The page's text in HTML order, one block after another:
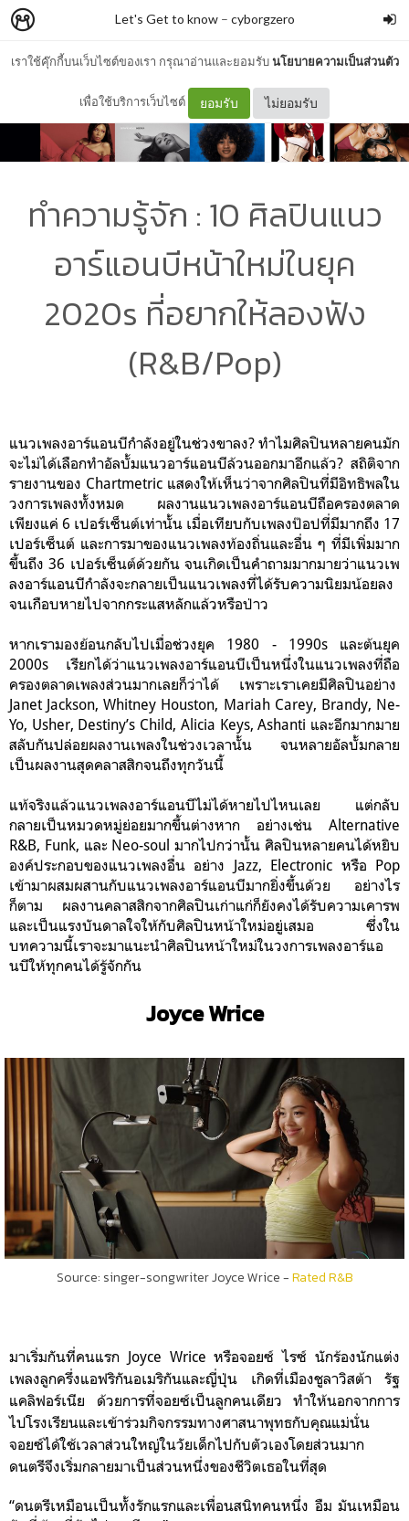
เราใช้คุ๊กกี้บนเว็บไซต์ของเรา กรุณาอ่านและยอมรับนโยบายความเป็นส่วนตัว
เพื่อใช้บริการเว็บไซต์ ยอมรับ ไม่ยอมรับ
Let's Get to know– cyborgzero
ทำความรู้จัก : 10 ศิลปินแนว
อาร์แอนบีหน้าใหม่ในยุค
2020s ที่อยากให้ลองฟัง
(R&B/Pop)
แนวเพลงอาร์แอนบีกำลังอยู่ในช่วงขาลง? ทำไมศิลปินหลายคนมัก
จะไม่ได้เลือกทำอัลบั้มแนวอาร์แอนบีล้วนออกมาอีกแล้ว? สถิติจาก
รายงานของ Chartmetric แสดงให้เห็นว่าจากศิลปินที่มีอิทธิพลใน
วงการเพลงทั้งหมด ผลงานแนวเพลงอาร์แอนบีถือครองตลาด
เพียงแค่ 6 เปอร์เซ็นต์เท่านั้น เมื่อเทียบกับเพลงป๊อปที่มีมากถึง 17
เปอร์เซ็นต์ และการมาของแนวเพลงท้องถิ่นและอื่น ๆ ที่มีเพิ่มมาก
ขึ้นถึง 36 เปอร์เซ็นต์ด้วยกัน จนเกิดเป็นคำถามมากมายว่าแนวเพ
ลงอาร์แอนบีกำลังจะกลายเป็นแนวเพลงที่ได้รับความนิยมน้อยลง
จนเกือบหายไปจากกระแสหลักแล้วหรือป่าว
หากเรามองย้อนกลับไปเมื่อช่วงยุค 1980 - 1990s และต้นยุค
2000s เรียกได้ว่าแนวเพลงอาร์แอนบีเป็นหนึ่งในแนวเพลงที่ถือ
ครองตลาดเพลงส่วนมากเลยก็ว่าได้ เพราะเราเคยมีศิลปินอย่าง
Janet Jackson, Whitney Houston, Mariah Carey, Brandy, Ne-
Yo, Usher, Destiny’s Child, Alicia Keys, Ashanti และอีกมากมาย
สลับกันปล่อยผลงานเพลงในช่วงเวลานั้น จนหลายอัลบั้มกลาย
เป็นผลงานสุดคลาสสิกจนถึงทุกวันนี้
แท้จริงแล้วแนวเพลงอาร์แอนบีไม่ได้หายไปไหนเลย แต่กลับ
กลายเป็นหมวดหมู่ย่อยมากขึ้นต่างหาก อย่างเช่น Alternative
R&B, Funk, และ Neo-soul มากไปกว่านั้น ศิลปินหลายคนได้หยิบ
องค์ประกอบของแนวเพลงอื่น อย่าง Jazz, Electronic หรือ Pop
เข้ามาผสมผสานกับแนวเพลงอาร์แอนบีมากยิ่งขึ้นด้วย อย่างไร
ก็ตาม ผลงานคลาสสิกจากศิลปินเก่าแก่ก็ยังคงได้รับความเคารพ
และเป็นแรงบันดาลใจให้กับศิลปินหน้าใหม่อยู่เสมอ ซึ่งใน
บทความนี้เราจะมาแนะนำศิลปินหน้าใหม่ในวงการเพลงอาร์แอ
นบีให้ทุกคนได้รู้จักกัน
Joyce Wrice
Source: singer-songwriter Joyce Wrice -Rated R&B
มาเริ่มกันที่คนแรก Joyce Wrice หรือจอยซ์ ไรซ์ นักร้องนักแต่ง
เพลงลูกครึ่งแอฟริกันอเมริกันและญี่ปุ่น เกิดที่เมืองชูลาวิสต้า รัฐ
แคลิฟอร์เนีย ด้วยการที่จอยซ์เป็นลูกคนเดียว ทำให้นอกจากการ
ไปโรงเรียนและเข้าร่วมกิจกรรมทางศาสนาพุทธกับคุณแม่นั่น
จอยซ์ได้ใช้เวลาส่วนใหญ่ในวัยเด็กไปกับตัวเองโดยส่วนมาก
ดนตรีจึงเริ่มกลายมาเป็นส่วนหนึ่งของชีวิตเธอในที่สุด
“ดนตรีเหมือนเป็นทั้งรักแรกและเพื่อนสนิทคนหนึ่ง อืม มันเหมือน